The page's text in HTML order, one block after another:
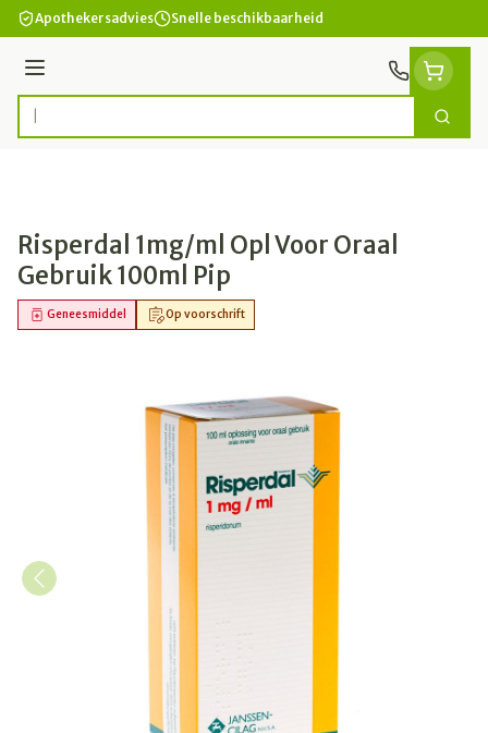
Ga naar de inhoud
Apothekersadvies Snelle beschikbaarheid
Menu
Product, merk, categorie... Zoek
Risperdal 1mg/ml Opl Voor Oraal
Gebruik 100ml Pip
Op voorschrift
Geneesmiddel